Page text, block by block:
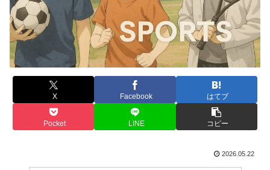
X Facebook はてブ
Pocket LINE コピー
2026.05.22